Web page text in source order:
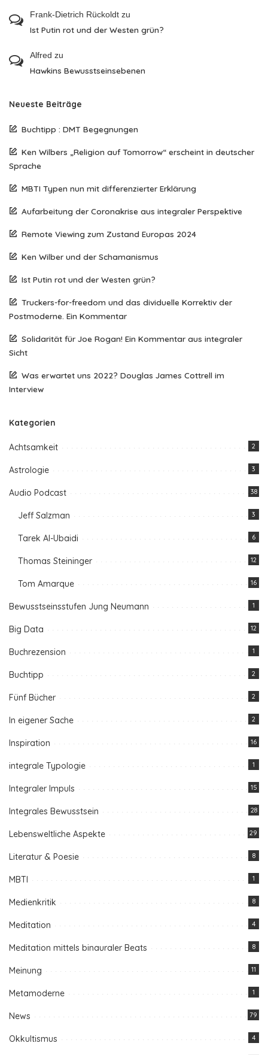
Frank-Dietrich Rückoldt zu
Ist Putin rot und der Westen grün?
Alfred zu
Hawkins Bewusstseinsebenen
Neueste Beiträge
Buchtipp : DMT Begegnungen
Ken Wilbers „Religion auf Tomorrow“ erscheint in deutscher
Sprache
MBTI Typen nun mit differenzierter Erklärung
Aufarbeitung der Coronakrise aus integraler Perspektive
Remote Viewing zum Zustand Europas 2024
Ken Wilber und der Schamanismus
Ist Putin rot und der Westen grün?
Truckers-for-freedom und das dividuelle Korrektiv der
Postmoderne. Ein Kommentar
Solidarität für Joe Rogan! Ein Kommentar aus integraler
Sicht
Was erwartet uns 2022? Douglas James Cottrell im
Interview
Kategorien
Achtsamkeit 2
Astrologie 3
Audio Podcast 38
Jeff Salzman 3
Tarek Al-Ubaidi 6
Thomas Steininger 12
Tom Amarque 16
Bewusstseinsstufen Jung Neumann 1
Big Data 12
Buchrezension 1
Buchtipp 2
Fünf Bücher 2
In eigener Sache 2
Inspiration 16
integrale Typologie 1
Integraler Impuls 15
Integrales Bewusstsein 28
Lebensweltliche Aspekte 29
Literatur & Poesie 8
MBTI 1
Medienkritik 8
Meditation 4
Meditation mittels binauraler Beats 8
Meinung 11
Metamoderne 1
News 79
Okkultismus 4